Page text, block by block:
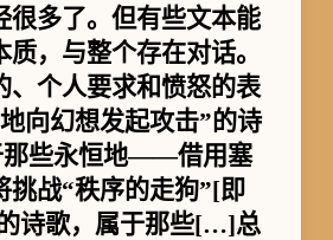
很多了。但有些文本能
，与整个存在对话。
、个人要求和愤怒的表
向幻想发起攻击”的诗
些永恒地——借用塞
战“秩序的走狗”[即
诗歌，属于那些[…]总